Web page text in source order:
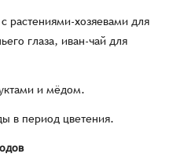
растениями-хозяевами для
глаза, иван-чай для
и мёдом.
в период цветения.